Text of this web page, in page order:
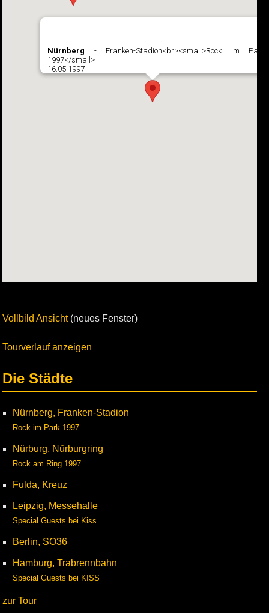
Nürnberg - Franken-Stadion<br><small>Rock im Park
1997</small>
16.05.1997
Vollbild Ansicht(neues Fenster)
Tourverlauf anzeigen
Die Städte
Nürnberg, Franken-Stadion
Rock im Park 1997
Nürburg, Nürburgring
Rock am Ring 1997
Fulda, Kreuz
Leipzig, Messehalle
Special Guests bei Kiss
Berlin, SO36
Hamburg, Trabrennbahn
Special Guests bei KISS
zur Tour